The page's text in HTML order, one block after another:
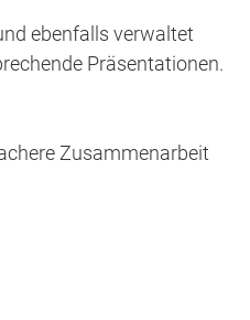
ebenfalls verwaltet
Präsentationen.
Zusammenarbeit